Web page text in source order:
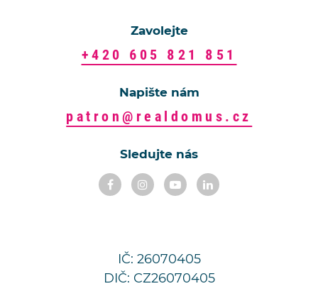
Zavolejte
+420 605 821 851
Napište nám
patron@realdomus.cz
Sledujte nás
IČ: 26070405
DIČ: CZ26070405